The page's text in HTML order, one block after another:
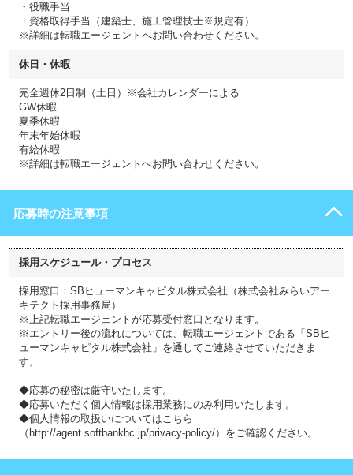
・役職手当
・資格取得手当（建築士、施工管理技士※規定有）
※詳細は転職エージェントへお問い合わせください。
休日・休暇
完全週休2日制（土日）※会社カレンダーによる
GW休暇
夏季休暇
年末年始休暇
有給休暇
※詳細は転職エージェントへお問い合わせください。
応募時の注意事項
採用スケジュール・プロセス
採用窓口：SBヒューマンキャピタル株式会社（株式会社みらいアー
キテクト採用事務局）
※上記転職エージェントが応募受付窓口となります。
※エントリー後の流れについては、転職エージェントである「SBヒ
ューマンキャピタル株式会社」を通してご連絡させていただきま
す。
◆応募の秘密は厳守いたします。
◆応募いただく個人情報は採用業務にのみ利用いたします。
◆個人情報の取扱いについてはこちら
（http://agent.softbankhc.jp/privacy-policy/）をご確認ください。